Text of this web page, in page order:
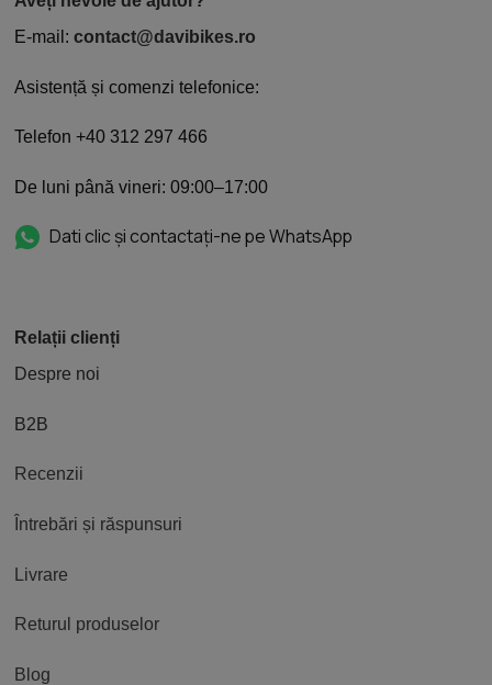
E-mail: contact@davibikes.ro
Asistență și comenzi telefonice:
Telefon +40 312 297 466
De luni până vineri: 09:00–17:00
Dati clic și contactați-ne pe WhatsApp
Relații clienți
Despre noi
B2B
Recenzii
Întrebări și răspunsuri
Livrare
Returul produselor
Blog